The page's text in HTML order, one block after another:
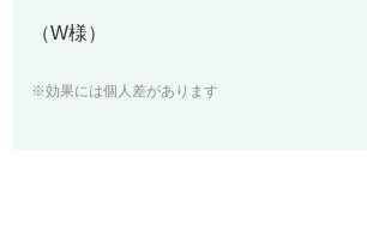
（W様）
※効果には個人差があります